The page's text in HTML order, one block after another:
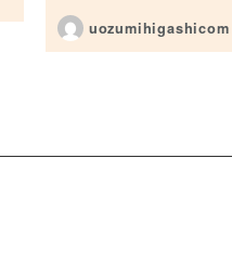
uozumihigashicom